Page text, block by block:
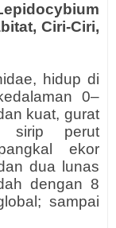
Ciri-Ciri,
hidup di
0–
kuat, gurat
sirip perut
ekor
dua lunas
dengan 8
sampai